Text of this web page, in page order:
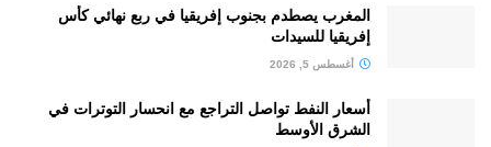
المغرب يصطدم بجنوب إفريقيا في ربع نهائي كأس
إفريقيا للسيدات
أغسطس 5, 2026
أسعار النفط تواصل التراجع مع انحسار التوترات في
الشرق الأوسط